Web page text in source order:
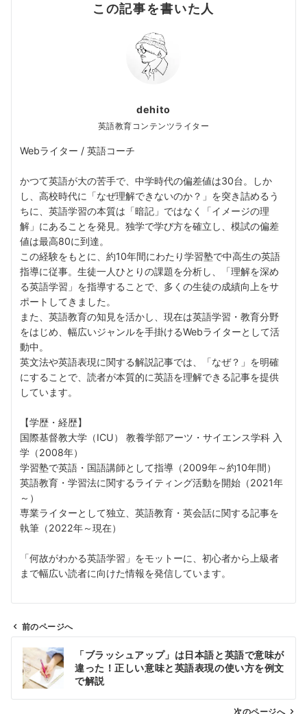
この記事を書いた人
dehito
英語教育コンテンツライター
Webライター / 英語コーチ
かつて英語が大の苦手で、中学時代の偏差値は30台。しか
し、高校時代に「なぜ理解できないのか？」を突き詰めるう
ちに、英語学習の本質は「暗記」ではなく「イメージの理
解」にあることを発見。独学で学び方を確立し、模試の偏差
値は最高80に到達。
この経験をもとに、約10年間にわたり学習塾で中高生の英語
指導に従事。生徒一人ひとりの課題を分析し、「理解を深め
る英語学習」を指導することで、多くの生徒の成績向上をサ
ポートしてきました。
また、英語教育の知見を活かし、現在は英語学習・教育分野
をはじめ、幅広いジャンルを手掛けるWebライターとして活
動中。
英文法や英語表現に関する解説記事では、「なぜ？」を明確
にすることで、読者が本質的に英語を理解できる記事を提供
しています。
【学歴・経歴】
国際基督教大学（ICU） 教養学部アーツ・サイエンス学科 入
学（2008年）
学習塾で英語・国語講師として指導（2009年～約10年間）
英語教育・学習法に関するライティング活動を開始（2021年
～）
専業ライターとして独立、英語教育・英会話に関する記事を
執筆（2022年～現在）
「何故がわかる英語学習」をモットーに、初心者から上級者
まで幅広い読者に向けた情報を発信しています。
ビ
前のページへ
「ブラッシュアップ」は日本語と英語で意味が
違った！正しい意味と英語表現の使い方を例文
で解説